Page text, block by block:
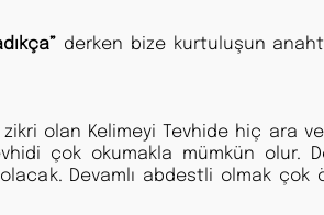
derken bize kurtuluşun
olan Kelimeyi Tevhide hiç ara
çok okumakla mümkün olur.
Devamlı abdestli olmak çok